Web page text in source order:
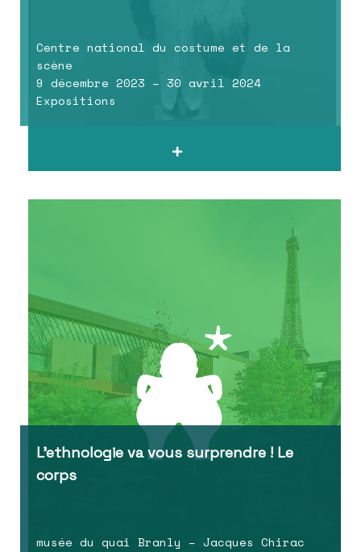
Centre national du costume et de la
scène
9 décembre 2023 – 30 avril 2024
Expositions
L’ethnologie va vous surprendre ! Le
corps
musée du quai Branly – Jacques Chirac